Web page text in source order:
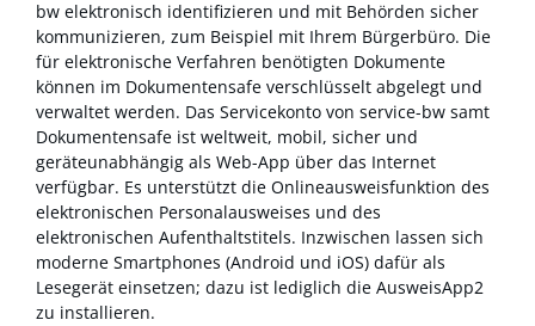
bw elektronisch identifizieren und mit Behörden sicher
kommunizieren, zum Beispiel mit Ihrem Bürgerbüro. Die
für elektronische Verfahren benötigten Dokumente
können im Dokumentensafe verschlüsselt abgelegt und
verwaltet werden. Das Servicekonto von service-bw samt
Dokumentensafe ist weltweit, mobil, sicher und
geräteunabhängig als Web-App über das Internet
verfügbar. Es unterstützt die Onlineausweisfunktion des
elektronischen Personalausweises und des
elektronischen Aufenthaltstitels. Inzwischen lassen sich
moderne Smartphones (Android und iOS) dafür als
Lesegerät einsetzen; dazu ist lediglich die AusweisApp2
zu installieren.